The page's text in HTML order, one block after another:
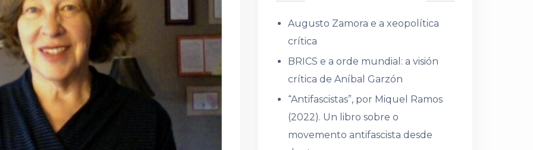
Augusto Zamora e a xeopolítica
crítica
BRICS e a orde mundial: a visión
crítica de Aníbal Garzón
“Antifascistas”, por Miquel Ramos
(2022). Un libro sobre o
movemento antifascista desde